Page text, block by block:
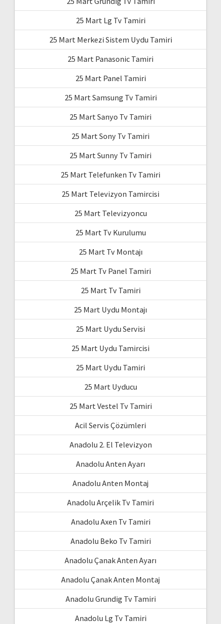
25 Mart Lg Tv Tamiri
25 Mart Merkezi Sistem Uydu Tamiri
25 Mart Panasonic Tamiri
25 Mart Panel Tamiri
25 Mart Samsung Tv Tamiri
25 Mart Sanyo Tv Tamiri
25 Mart Sony Tv Tamiri
25 Mart Sunny Tv Tamiri
25 Mart Telefunken Tv Tamiri
25 Mart Televizyon Tamircisi
25 Mart Televizyoncu
25 Mart Tv Kurulumu
25 Mart Tv Montajı
25 Mart Tv Panel Tamiri
25 Mart Tv Tamiri
25 Mart Uydu Montajı
25 Mart Uydu Servisi
25 Mart Uydu Tamircisi
25 Mart Uydu Tamiri
25 Mart Uyducu
25 Mart Vestel Tv Tamiri
Acil Servis Çözümleri
Anadolu 2. El Televizyon
Anadolu Anten Ayarı
Anadolu Anten Montaj
Anadolu Arçelik Tv Tamiri
Anadolu Axen Tv Tamiri
Anadolu Beko Tv Tamiri
Anadolu Çanak Anten Ayarı
Anadolu Çanak Anten Montaj
Anadolu Grundig Tv Tamiri
Anadolu Lg Tv Tamiri